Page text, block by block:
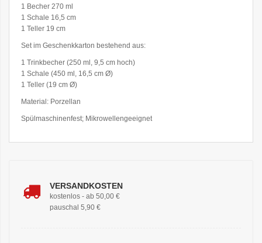
1 Becher 270 ml
1 Schale 16,5 cm
1 Teller 19 cm
Set im Geschenkkarton bestehend aus:
1 Trinkbecher (250 ml, 9,5 cm hoch)
1 Schale (450 ml, 16,5 cm Ø)
1 Teller (19 cm Ø)
Material: Porzellan
Spülmaschinenfest; Mikrowellengeeignet
VERSANDKOSTEN
kostenlos - ab 50,00 €
pauschal 5,90 €